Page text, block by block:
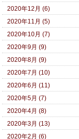
2020年12月 (6)
2020年11月 (5)
2020年10月 (7)
2020年9月 (9)
2020年8月 (9)
2020年7月 (10)
2020年6月 (11)
2020年5月 (7)
2020年4月 (8)
2020年3月 (13)
2020年2月 (6)